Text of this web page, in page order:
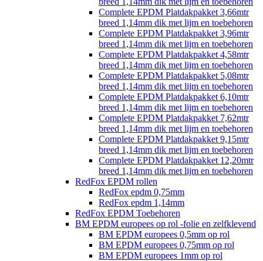
Complete EPDM Platdakpakket 3,66mtr
breed 1,14mm dik met lijm en toebehoren
Complete EPDM Platdakpakket 3,96mtr
breed 1,14mm dik met lijm en toebehoren
Complete EPDM Platdakpakket 4,58mtr
breed 1,14mm dik met lijm en toebehoren
Complete EPDM Platdakpakket 5,08mtr
breed 1,14mm dik met lijm en toebehoren
Complete EPDM Platdakpakket 6,10mtr
breed 1,14mm dik met lijm en toebehoren
Complete EPDM Platdakpakket 7,62mtr
breed 1,14mm dik met lijm en toebehoren
Complete EPDM Platdakpakket 9,15mtr
breed 1,14mm dik met lijm en toebehoren
Complete EPDM Platdakpakket 12,20mtr
breed 1,14mm dik met lijm en toebehoren
RedFox EPDM rollen
RedFox epdm 0,75mm
RedFox epdm 1,14mm
RedFox EPDM Toebehoren
BM EPDM europees op rol -folie en zelfklevend
BM EPDM europees 0,5mm op rol
BM EPDM europees 0,75mm op rol
BM EPDM europees 1mm op rol